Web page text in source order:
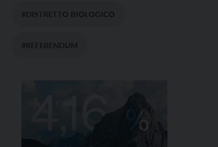
#DISTRETTO BIOLOGICO
#REFERENDUM